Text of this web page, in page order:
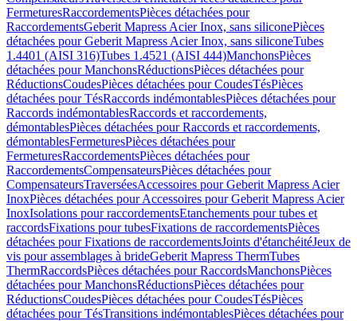
FermeturesRaccordementsPièces détachées pour
RaccordementsGeberit Mapress Acier Inox, sans siliconePièces
détachées pour Geberit Mapress Acier Inox, sans siliconeTubes
1.4401 (AISI 316)Tubes 1.4521 (AISI 444)ManchonsPièces
détachées pour ManchonsRéductionsPièces détachées pour
RéductionsCoudesPièces détachées pour CoudesTésPièces
détachées pour TésRaccords indémontablesPièces détachées pour
Raccords indémontablesRaccords et raccordements,
démontablesPièces détachées pour Raccords et raccordements,
démontablesFermeturesPièces détachées pour
FermeturesRaccordementsPièces détachées pour
RaccordementsCompensateursPièces détachées pour
CompensateursTraverséesAccessoires pour Geberit Mapress Acier
InoxPièces détachées pour Accessoires pour Geberit Mapress Acier
InoxIsolations pour raccordementsEtanchements pour tubes et
raccordsFixations pour tubesFixations de raccordementsPièces
détachées pour Fixations de raccordementsJoints d'étanchéitéJeux de
vis pour assemblages à brideGeberit Mapress ThermTubes
ThermRaccordsPièces détachées pour RaccordsManchonsPièces
détachées pour ManchonsRéductionsPièces détachées pour
RéductionsCoudesPièces détachées pour CoudesTésPièces
détachées pour TésTransitions indémontablesPièces détachées pour